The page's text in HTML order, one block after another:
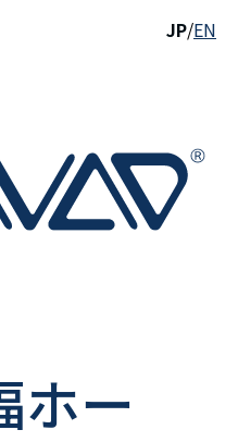
ホー
JP/EN